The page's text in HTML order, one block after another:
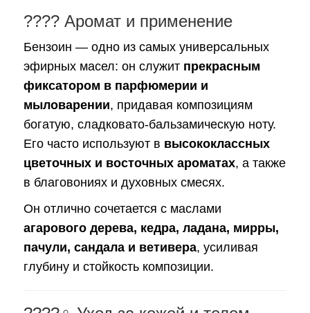
???? Аромат и применение
Бензоин — одно из самых универсальных
эфирных масел: он служит прекрасным
фиксатором в парфюмерии и
мыловарении, придавая композициям
богатую, сладковато-бальзамическую ноту.
Его часто используют в высококлассных
цветочных и восточных ароматах, а также
в благовониях и духовных смесях.
Он отлично сочетается с маслами
агарового дерева, кедра, ладана, мирры,
пачули, сандала и ветивера, усиливая
глубину и стойкость композиции.